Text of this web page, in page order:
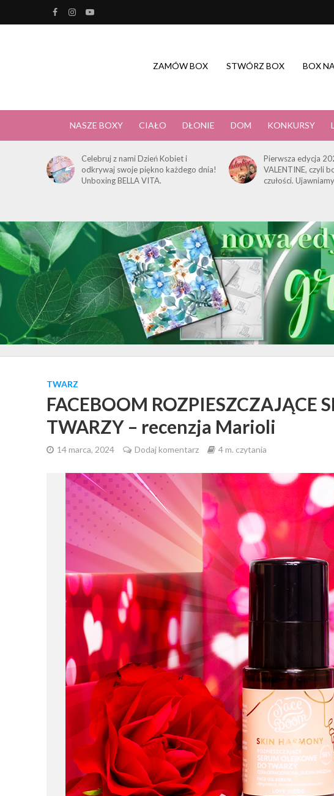
ZAMÓW BOX STWÓRZ BOX BOX
NASZE BOXY CIAŁO DŁONIE DOM KONKURSY
Celebruj z nami Dzień Kobiet i
odkrywaj swoje piękno każdego dnia!
Unboxing BELLA VITA.
Pierwsza edycja
VALENTINE, czyli
czułości.
TWARZ
FACEBOOM ROZPIESZCZAJĄCE
TWARZY – recenzja Marioli
14 marca, 2024 Dodaj komentarz 4 m. czytania